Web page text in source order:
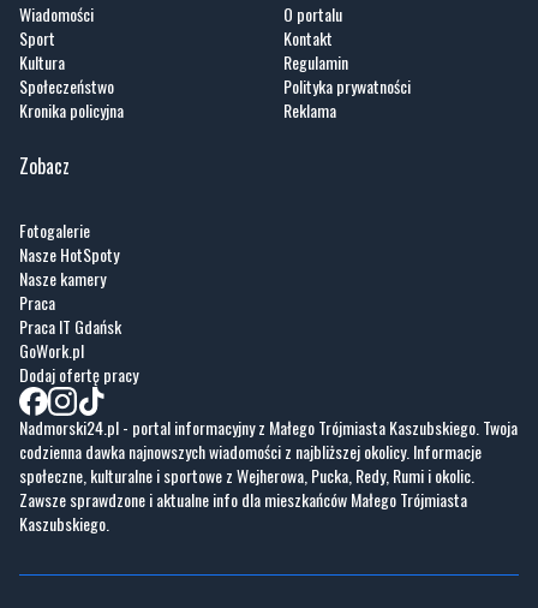
Wiadomości
Sport
Kultura
Społeczeństwo
Kronika policyjna
O portalu
Kontakt
Regulamin
Polityka prywatności
Reklama
Zobacz
Fotogalerie
Nasze HotSpoty
Nasze kamery
Praca
Praca IT Gdańsk
GoWork.pl
Dodaj ofertę pracy
Nadmorski24.pl - portal informacyjny z Małego Trójmiasta Kaszubskiego. Twoja
codzienna dawka najnowszych wiadomości z najbliższej okolicy. Informacje
społeczne, kulturalne i sportowe z Wejherowa, Pucka, Redy, Rumi i okolic.
Zawsze sprawdzone i aktualne info dla mieszkańców Małego Trójmiasta
Kaszubskiego.